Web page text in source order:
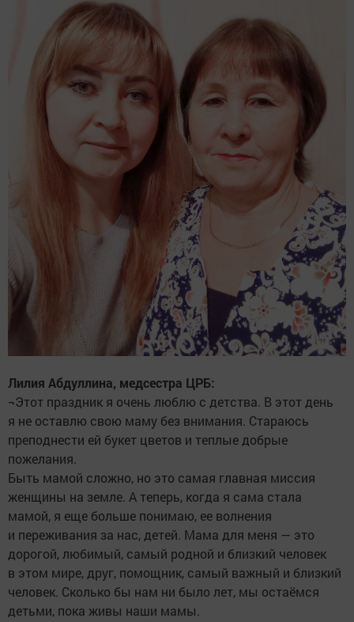
Лилия Абдуллина, медсестра ЦРБ:
¬Этот праздник я очень люблю с детства. В этот день
я не оставлю свою маму без внимания. Стараюсь
преподнести ей букет цветов и теплые добрые
пожелания.
Быть мамой сложно, но это самая главная миссия
женщины на земле. А теперь, когда я сама стала
мамой, я еще больше понимаю, ее волнения
и переживания за нас, детей. Мама для меня — это
дорогой, любимый, самый родной и близкий человек
в этом мире, друг, помощник, самый важный и близкий
человек. Сколько бы нам ни было лет, мы остаёмся
детьми, пока живы наши мамы.